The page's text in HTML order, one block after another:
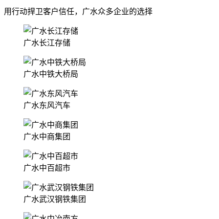
用行动捍卫客户信任，广水众多企业的选择
广水长江存储
广水中铁大桥局
广水东风汽车
广水中商集团
广水中百超市
广水武汉钢铁集团